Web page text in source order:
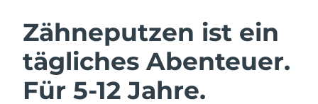
Zähneputzen ist ein
tägliches Abenteuer.
Für 5-12 Jahre.
Gesichtsreinigung Gesichtsstraffung
Österreich Erwartete Lieferung
Bahrain Erwartete Lieferung8/10/26